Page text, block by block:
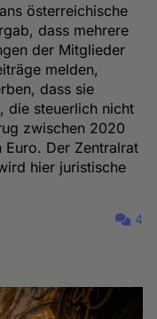
österreichische
dass mehrere
der Mitglieder
melden,
dass sie
die steuerlich nicht
zwischen 2020
Euro. Der Zentralrat
hier juristische
4